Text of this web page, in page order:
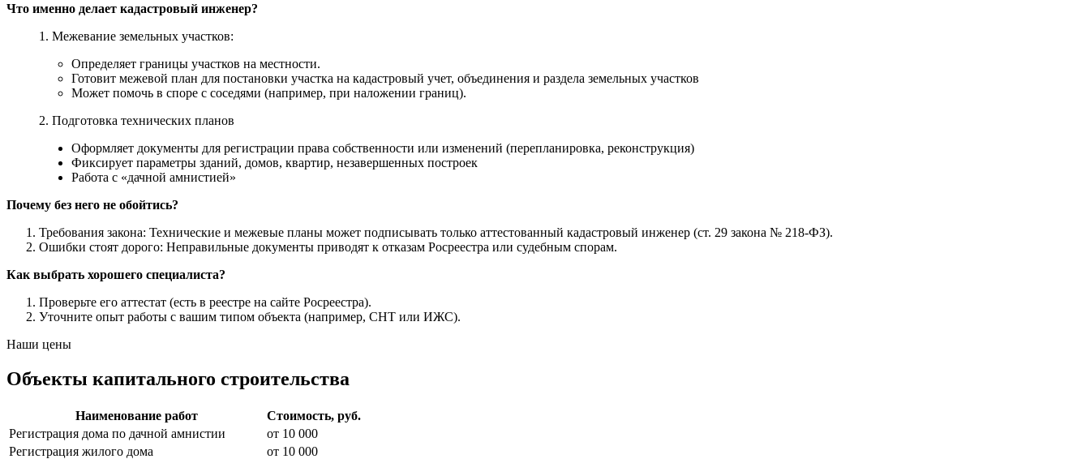
Что именно делает кадастровый инженер?
1. Межевание земельных участков:
Определяет границы участков на местности.
Готовит межевой план для постановки участка на кадастровый учет, объединения и раздела земельных участков
Может помочь в споре с соседями (например, при наложении границ).
2. Подготовка технических планов
Оформляет документы для регистрации права собственности или изменений (перепланировка, реконструкция)
Фиксирует параметры зданий, домов, квартир, незавершенных построек
Работа с «дачной амнистией»
Почему без него не обойтись?
Требования закона: Технические и межевые планы может подписывать только аттестованный кадастровый инженер (ст. 29 закона № 218-ФЗ).
Ошибки стоят дорого: Неправильные документы приводят к отказам Росреестра или судебным спорам.
Как выбрать хорошего специалиста?
Проверьте его аттестат (есть в реестре на сайте Росреестра).
Уточните опыт работы с вашим типом объекта (например, СНТ или ИЖС).
Наши цены
Объекты капитального строительства
Наименование работ
Стоимость, руб.
Регистрация дома по дачной амнистии
от 10 000
Регистрация жилого дома
от 10 000